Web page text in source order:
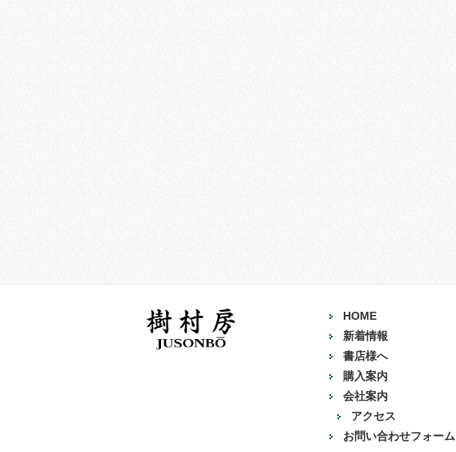
HOME
新着情報
書店様へ
購入案内
会社案内
アクセス
お問い合わせフォーム